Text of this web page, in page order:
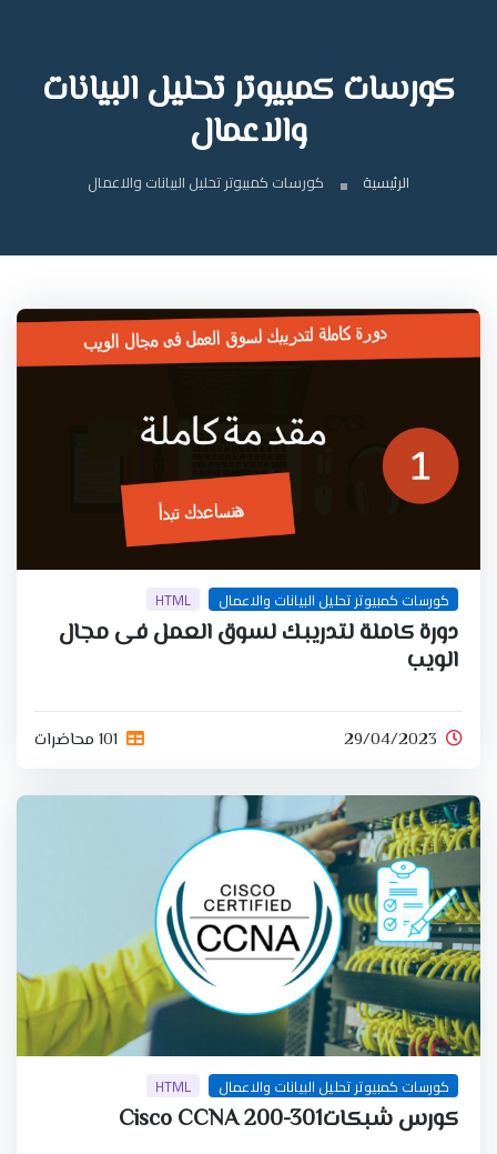
كورسات كمبيوتر تحليل البيانات
والاعمال
الرئيسية كورسات كمبيوتر تحليل البيانات والاعمال
كورسات كمبيوتر تحليل البيانات والاعمال HTML
دورة كاملة لتدريبك لسوق العمل فى مجال
الويب
29/04/2023 101 محاضرات
كورسات كمبيوتر تحليل البيانات والاعمال HTML
كورس شبكاتCisco CCNA 200-301